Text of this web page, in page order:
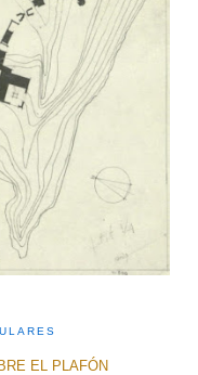
EL PLAFÓN